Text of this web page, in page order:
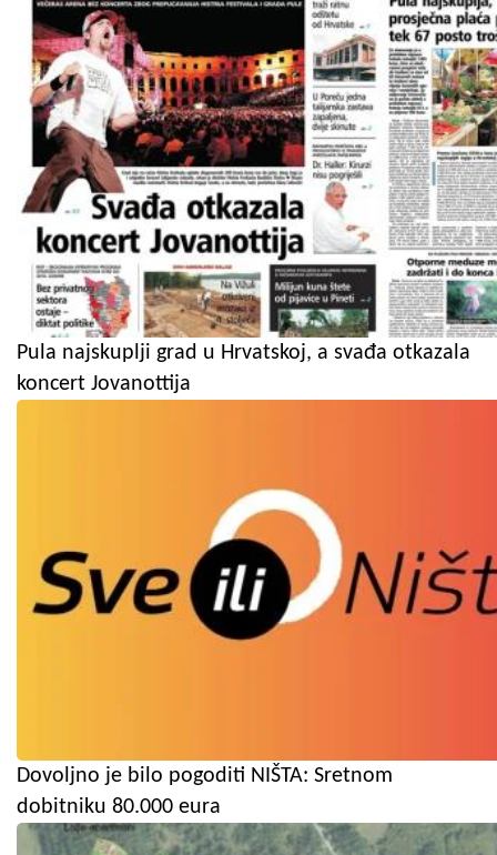
Pula najskuplji grad u Hrvatskoj, a svađa otkazala
koncert Jovanottija
Dovoljno je bilo pogoditi NIŠTA: Sretnom
dobitniku 80.000 eura